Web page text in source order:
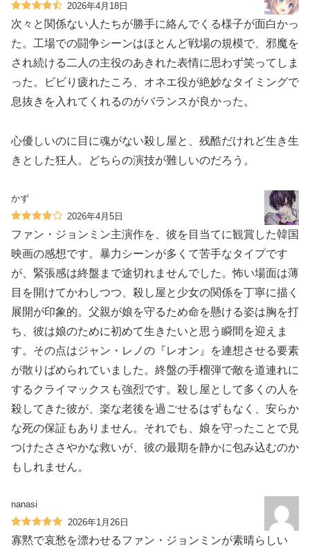
2026年4月18日
次々と関係ない人たちが勝手に絡んでくる様子が面白かっ
た。工場での闘争シーンはほとんど戦場の規模で、邪魔を
され続ける二人の主役のあきれた表情に思わず笑ってしま
った。ビビり疲れたころ、オネエ役が絶妙なタイミングで
息抜きを入れてくれるのがバランスが良かった。
心優しいのに目に魂がない殺し屋と、残酷だけれど生き生
きとした狂人。どちらの演技が難しいのだろう。
かず
2026年4月5日
ファン・ジョンミン主演作を、彼を目当てに観賞した韓国
映画の感想です。暴力シーンが多くて苦手なタイプです
が、緊張感は終盤まで途切れませんでした。怖い場面は薄
目を開けてかわしつつ、殺し屋と少女の関係を丁寧に描く
展開が印象的。父親が娘を守るため命を懸ける姿は胸を打
ち、彼は娘のために初めて生きたいと思う瞬間を迎えま
す。その点はジャン・レノの『レオン』を連想させる要素
が散りばめられていました。終盤の手榴弾で敵を道連れに
するクライマックスも強烈です。殺し屋として多くの人を
殺してきた彼が、楽な老後を過ごせるはずもなく、安らか
な死の保証もありません。それでも、娘を守ったことで見
つけたささやかな救いが、彼の最期を静かに包み込むのか
もしれません。
nanasi
2026年1月26日
寡黙で哀愁を漂わせるファン・ジョンミンが素晴らしい